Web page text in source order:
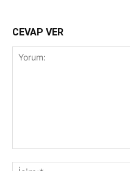
CEVAP VER